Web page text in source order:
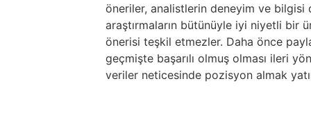
öneriler, analistlerin deneyim ve
araştırmaların bütünüyle iyi niyetli bir
önerisi teşkil etmezler. Daha önce
geçmişte başarılı olmuş olması ileri
veriler neticesinde pozisyon almak